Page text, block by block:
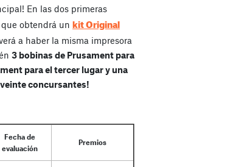
En las dos primeras
obtendrá un kit Original
a haber la misma impresora
3 bobinas de Prusament para
para el tercer lugar y una
concursantes!
Fecha de
evaluación
Premios